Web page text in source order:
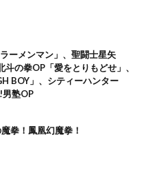
ーメンマン」、聖闘士星矢
の拳OP「愛をとりもどせ」、
BOY」、シティーハンター
塾OP
拳！鳳凰幻魔拳！